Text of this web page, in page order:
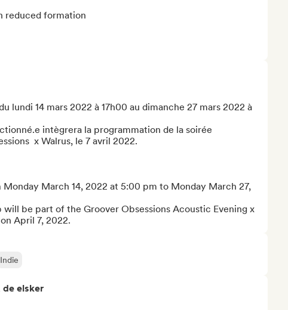
reduced formation
lundi 14 mars 2022 à 17h00 au dimanche 27 mars 2022 à
intègrera la programmation de la soirée
x Walrus, le 7 avril 2022.
March 14, 2022 at 5:00 pm to Monday March 27,
be part of the Groover Obsessions Acoustic Evening x
April 7, 2022.
Indie
de elsker